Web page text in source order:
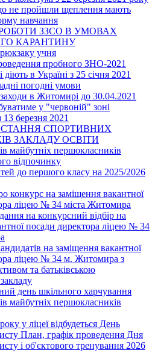
не пройшли щеплення мають
навчання
ЗЗСО В УМОВАХ
КАРАНТИНУ
учня
пробного ЗНО-2021
в Україні з 25 січня 2021
погодні умови
в Житомирі до 30.04.2021
у "червоній" зоні
березня 2021
СПОРТИВНИХ
ЗАКЛАДУ ОСВІТИ
майбутніх першокласників
відпочинку
до першого класу на 2025/2026
конкурс на заміщення вакантної
ліцею № 34 міста Житомира
на конкурсний відбір на
посади директора ліцею № 34
на заміщення вакантної
ліцею № 34 м. Житомира з
та батьківською
день шкільного харчування
майбутніх першокласників
у ліцеї відбудеться День
План, графік проведення Дня
і об'єктового тренування 2026